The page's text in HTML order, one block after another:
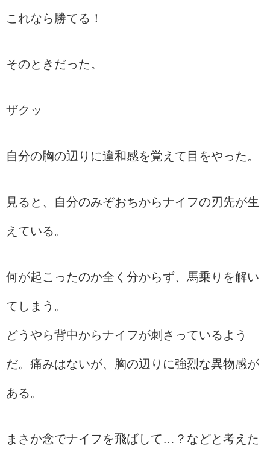
これなら勝てる！
そのときだった。
ザクッ
自分の胸の辺りに違和感を覚えて目をやった。
見ると、自分のみぞおちからナイフの刃先が生
えている。
何が起こったのか全く分からず、馬乗りを解い
てしまう。
どうやら背中からナイフが刺さっているよう
だ。痛みはないが、胸の辺りに強烈な異物感が
ある。
まさか念でナイフを飛ばして…？などと考えた